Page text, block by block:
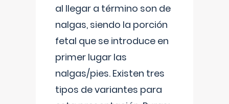
al llegar a término son de
nalgas, siendo la porción
fetal que se introduce en
primer lugar las
nalgas/pies. Existen tres
tipos de variantes para